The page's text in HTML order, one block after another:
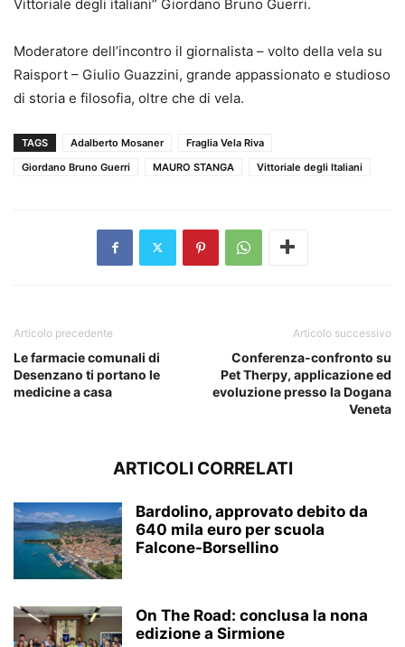
Vittoriale degli italiani” Giordano Bruno Guerri.
Moderatore dell’incontro il giornalista – volto della vela su
Raisport – Giulio Guazzini, grande appassionato e studioso
di storia e filosofia, oltre che di vela.
TAGS Adalberto Mosaner
Fraglia Vela Riva
Giordano Bruno Guerri
MAURO STANGA Vittoriale degli Italiani
Articolo precedente
Le farmacie comunali di
Desenzano ti portano le
medicine a casa
Articolo successivo
Conferenza-confronto su
Pet Therpy, applicazione ed
evoluzione presso la Dogana
Veneta
ARTICOLI CORRELATI
Bardolino, approvato debito da
640 mila euro per scuola
Falcone-Borsellino
On The Road: conclusa la nona
edizione a Sirmione